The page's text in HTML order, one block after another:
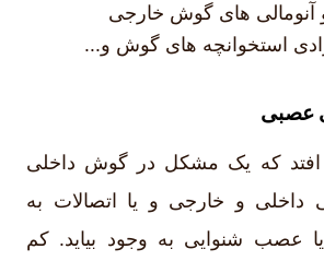
آنومالی های گوش خارجی
استخوانچه های گوش و...
عصبی
افتد که یک مشکل در گوش داخلی
و خارجی و یا اتصالات به
شنوایی به وجود بیاید. کم